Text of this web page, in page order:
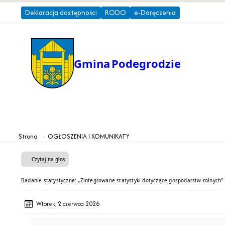
Deklaracja dostępności RODO e-Doręczenia
Gmina Podegrodzie
Strona OGŁOSZENIA I KOMUNIKATY
Czytaj na głos
Badanie statystyczne: „Zintegrowane statystyki dotyczące gospodarstw rolnych”
Wtorek, 2 czerwca 2026